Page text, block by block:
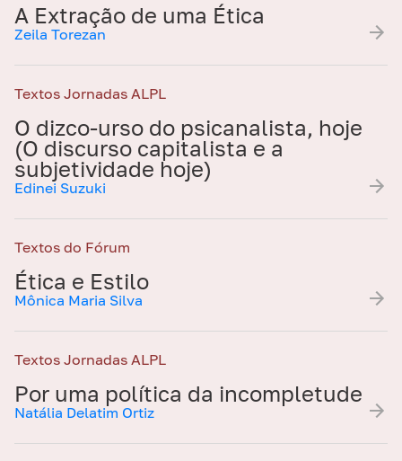
A Extração de uma Ética
Zeila Torezan
Textos Jornadas ALPL
O dizco-urso do psicanalista, hoje
(O discurso capitalista e a
subjetividade hoje)
Edinei Suzuki
Textos do Fórum
Ética e Estilo
Mônica Maria Silva
Textos Jornadas ALPL
Por uma política da incompletude
Natália Delatim Ortiz